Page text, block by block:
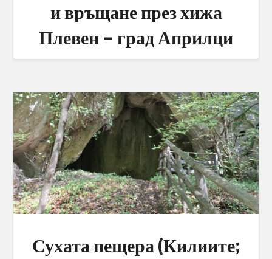
и връщане през хижа
Плевен – град Априлци
Сухата пещера (Килиите;